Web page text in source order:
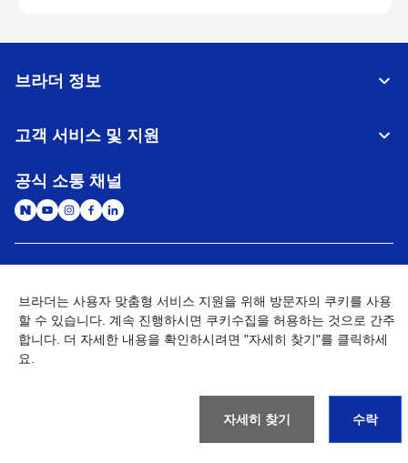
브라더 정보
고객 서비스 및 지원
공식 소통 채널
개인정보처리방침 이용약관
사이트맵
개인정보취급방침 (Brother Industries, Ltd.)
Go to Global Site
브라더는 사용자 맞춤형 서비스 지원을 위해 방문자의 쿠키를 사용
할 수 있습니다. 계속 진행하시면 쿠키수집을 허용하는 것으로 간주
합니다. 더 자세한 내용을 확인하시려면 "자세히 찾기"를 클릭하세
요.
자세히 찾기 수락